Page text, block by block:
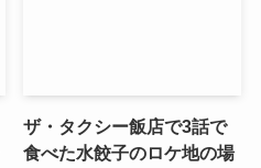
ザ・タクシー飯店で3話で
食べた水餃子のロケ地の場